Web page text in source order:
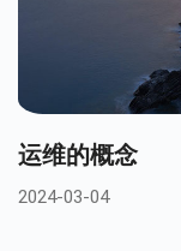
运维的概念
2024-03-04